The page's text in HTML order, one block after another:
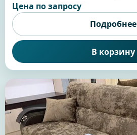
Цена по запросу
Подробнее
В корзину